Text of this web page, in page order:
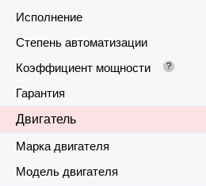
Исполнение
Степень автоматизации
Коэффициент мощности ?
Гарантия
Двигатель
Марка двигателя
Модель двигателя